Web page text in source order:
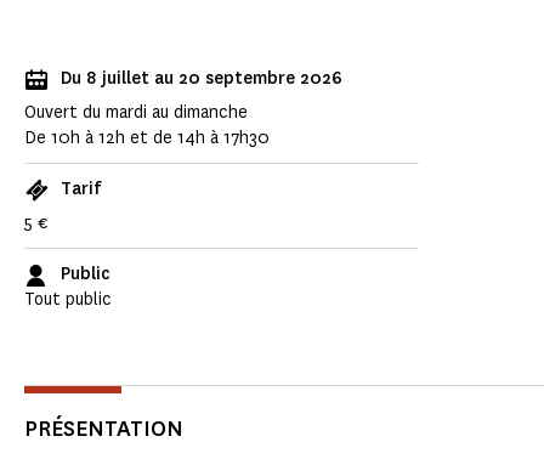
Du 8 juillet au 20 septembre 2026
Ouvert du mardi au dimanche
De 10h à 12h et de 14h à 17h30
Tarif
5 €
Public
Tout public
PRÉSENTATION